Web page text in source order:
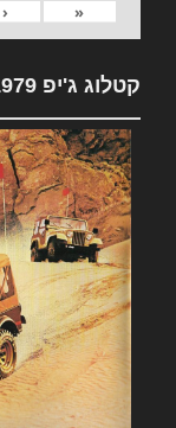
«
‹
קטלוג ג'יפ 1979